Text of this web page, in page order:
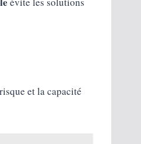
et la capacité